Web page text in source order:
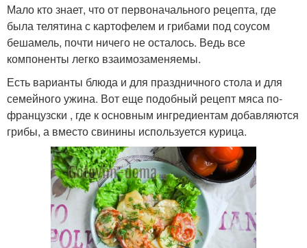
Мало кто знает, что от первоначального рецепта, где
была телятина с картофелем и грибами под соусом
бешамель, почти ничего не осталось. Ведь все
компоненты легко взаимозаменяемы.
Есть варианты блюда и для праздничного стола и для
семейного ужина. Вот еще подобный рецепт мяса по-
французски , где к основным ингредиентам добавляются
грибы, а вместо свинины используется курица.